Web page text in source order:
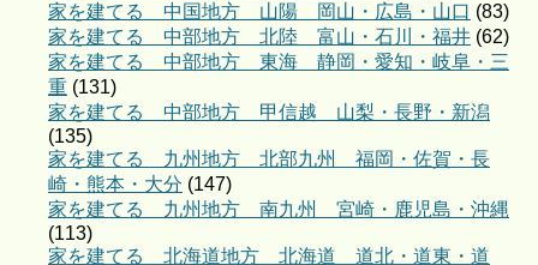
家を建てる 中国地方 山陽 岡山・広島・山口 (83)
家を建てる 中部地方 北陸 富山・石川・福井 (62)
家を建てる 中部地方 東海 静岡・愛知・岐阜・三
重 (131)
家を建てる 中部地方 甲信越 山梨・長野・新潟
(135)
家を建てる 九州地方 北部九州 福岡・佐賀・長
崎・熊本・大分 (147)
家を建てる 九州地方 南九州 宮崎・鹿児島・沖縄
(113)
家を建てる 北海道地方 北海道 道北・道東・道